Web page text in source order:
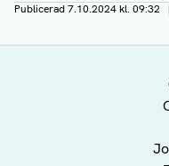
Publicerad7.10.2024 kl. 09:32 |